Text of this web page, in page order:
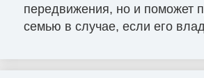
передвижения, но и поможет
семью в случае, если его